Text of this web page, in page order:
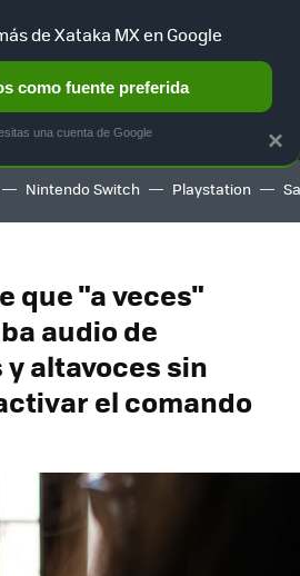
HOME AUTO TERRITORIO
Nintendo Switch Playstation
que "a veces"
audio de
altavoces sin
el comando
×
de Xataka MX en Google
como fuente preferida
una cuenta de Google